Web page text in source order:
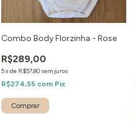
Combo Body Florzinha - Rose
R$289,00
5xde R$57,80 sem juros
R$274,55 com Pix